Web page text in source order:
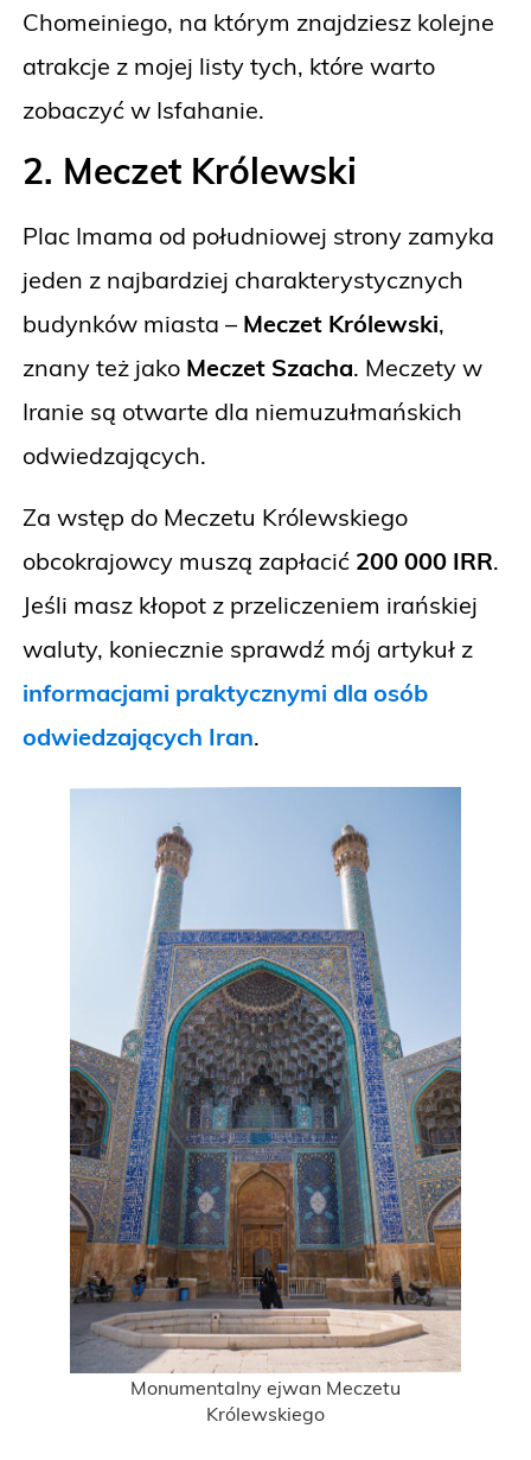
Chomeiniego, na którym znajdziesz kolejne
atrakcje z mojej listy tych, które warto
zobaczyć w Isfahanie.
2. Meczet Królewski
Plac Imama od południowej strony zamyka
jeden z najbardziej charakterystycznych
budynków miasta – Meczet Królewski,
znany też jako Meczet Szacha. Meczety w
Iranie są otwarte dla niemuzułmańskich
odwiedzających.
Za wstęp do Meczetu Królewskiego
obcokrajowcy muszą zapłacić 200 000 IRR.
Jeśli masz kłopot z przeliczeniem irańskiej
waluty, koniecznie sprawdź mój artykuł z
informacjami praktycznymi dla osób
odwiedzających Iran.
Monumentalny ejwan Meczetu
Królewskiego